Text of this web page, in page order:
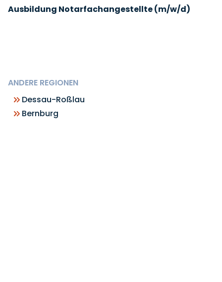
Ausbildung Notarfachangestellte (m/w/d)
ANDERE REGIONEN
Dessau-Roßlau
Bernburg